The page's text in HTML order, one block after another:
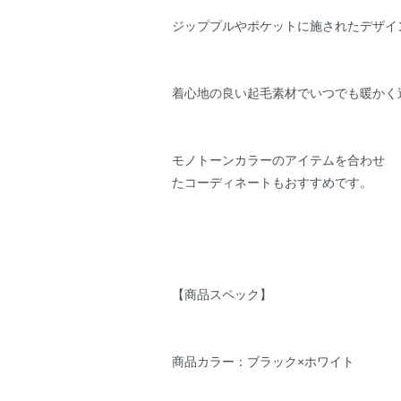
ジッププルやポケットに施されたデザイ
着心地の良い起毛素材でいつでも暖かく
モノトーンカラーのアイテムを合わせ
たコーディネートもおすすめです。
【商品スペック】
商品カラー：ブラック×ホワイト